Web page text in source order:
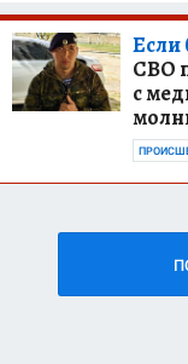
Если
СВО
с